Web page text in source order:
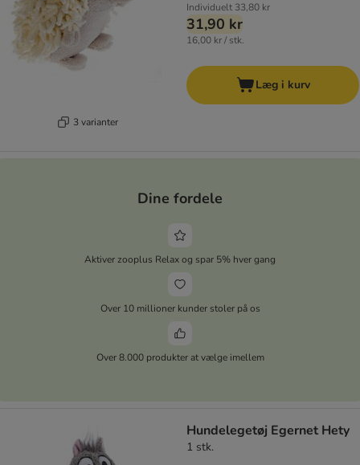
3 varianter
Individuelt 33,80 kr
31,90 kr
16,00 kr / stk.
Læg i kurv
Dine fordele
Aktiver zooplus Relax og spar 5% hver gang
Over 10 millioner kunder stoler på os
Over 8.000 produkter at vælge imellem
Hundelegetøj Egernet Hety
1 stk.